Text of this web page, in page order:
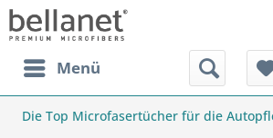
Menü
Die Top Microfasertücher für die